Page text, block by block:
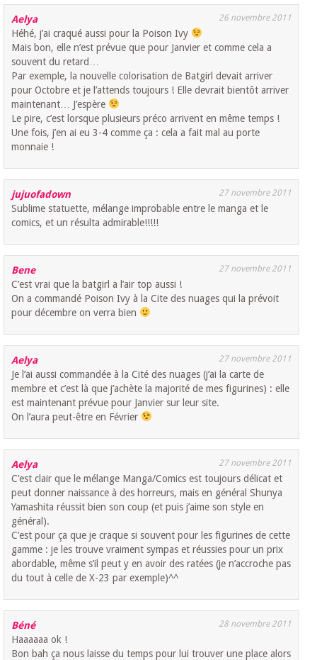
Aelya 26 novembre 2011
Héhé, j’ai craqué aussi pour la Poison Ivy
Mais bon, elle n’est prévue que pour Janvier et comme cela a
souvent du retard…
Par exemple, la nouvelle colorisation de Batgirl devait arriver
pour Octobre et je l’attends toujours ! Elle devrait bientôt arriver
maintenant… J’espère
Le pire, c’est lorsque plusieurs préco arrivent en même temps !
Une fois, j’en ai eu 3-4 comme ça : cela a fait mal au porte
monnaie !
jujuofadown 27 novembre 2011
Sublime statuette, mélange improbable entre le manga et le
comics, et un résulta admirable!!!!!
Bene 27 novembre 2011
C’est vrai que la batgirl a l’air top aussi !
On a commandé Poison Ivy à la Cite des nuages qui la prévoit
pour décembre on verra bien
Aelya 27 novembre 2011
Je l’ai aussi commandée à la Cité des nuages (j’ai la carte de
membre et c’est là que j’achète la majorité de mes figurines) : elle
est maintenant prévue pour Janvier sur leur site.
On l’aura peut-être en Février
Aelya 27 novembre 2011
C’est clair que le mélange Manga/Comics est toujours délicat et
peut donner naissance à des horreurs, mais en général Shunya
Yamashita réussit bien son coup (et puis j’aime son style en
général).
C’est pour ça que je craque si souvent pour les figurines de cette
gamme : je les trouve vraiment sympas et réussies pour un prix
abordable, même s’il peut y en avoir des ratées (je n’accroche pas
du tout à celle de X-23 par exemple)^^
Béné 28 novembre 2011
Haaaaaa ok !
Bon bah ça nous laisse du temps pour lui trouver une place alors